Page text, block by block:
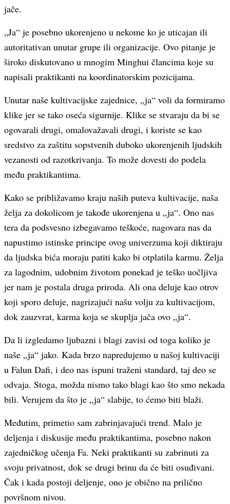
jače.
„Ja“ je posebno ukorenjeno u nekome ko je uticajan ili
autoritativan unutar grupe ili organizacije. Ovo pitanje je
široko diskutovano u mnogim Minghui člancima koje su
napisali praktikanti na koordinatorskim pozicijama.
Unutar naše kultivacijske zajednice, „ja“ voli da formiramo
klike jer se tako oseća sigurnije. Klike se stvaraju da bi se
ogovarali drugi, omalovažavali drugi, i koriste se kao
sredstvo za zaštitu sopstvenih duboko ukorenjenih ljudskih
vezanosti od razotkrivanja. To može dovesti do podela
među praktikantima.
Kako se približavamo kraju naših puteva kultivacije, naša
želja za dokolicom je takođe ukorenjena u „ja“. Ono nas
tera da podsvesno izbegavamo teškoće, nagovara nas da
napustimo istinske principe ovog univerzuma koji diktiraju
da ljudska bića moraju patiti kako bi otplatila karmu. Želja
za lagodnim, udobnim životom ponekad je teško uočljiva
jer nam je postala druga priroda. Ali ona deluje kao otrov
koji sporo deluje, nagrizajući našu volju za kultivacijom,
dok zauzvrat, karma koja se skuplja jača ovo „ja“.
Da li izgledamo ljubazni i blagi zavisi od toga koliko je
naše „ja“ jako. Kada brzo napredujemo u našoj kultivaciji
u Falun Dafi, i deo nas ispuni traženi standard, taj deo se
odvaja. Stoga, možda nismo tako blagi kao što smo nekada
bili. Verujem da što je „ja“ slabije, to ćemo biti blaži.
Međutim, primetio sam zabrinjavajući trend. Malo je
deljenja i diskusije među praktikantima, posebno nakon
zajedničkog učenja Fa. Neki praktikanti su zabrinuti za
svoju privatnost, dok se drugi brinu da će biti osuđivani.
Čak i kada postoji deljenje, ono je obično na prilično
površnom nivou.